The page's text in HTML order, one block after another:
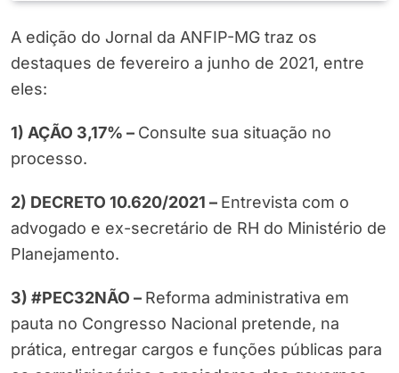
A edição do Jornal da ANFIP-MG traz os
destaques de fevereiro a junho de 2021, entre
eles:
1) AÇÃO 3,17% – Consulte sua situação no
processo.
2) DECRETO 10.620/2021 – Entrevista com o
advogado e ex-secretário de RH do Ministério de
Planejamento.
3) #PEC32NÃO – Reforma administrativa em
pauta no Congresso Nacional pretende, na
prática, entregar cargos e funções públicas para